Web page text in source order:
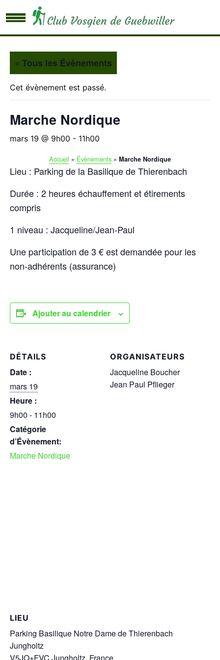
« Tous les Évènements
Cet évènement est passé.
Marche Nordique
mars 19 @ 9h00 - 11h00
Accueil » Évènements » Marche Nordique
Lieu : Parking de la Basilique de Thierenbach
Durée : 2 heures échauffement et étirements
compris
1 niveau : Jacqueline/Jean-Paul
Une participation de 3 € est demandée pour les
non-adhérents (assurance)
Ajouter au calendrier
DÉTAILS
Date :
mars 19
Heure :
9h00 - 11h00
Catégorie
d’Évènement:
Marche Nordique
ORGANISATEURS
Jacqueline Boucher
Jean Paul Pflieger
LIEU
Parking Basilique Notre Dame de Thierenbach
Jungholtz